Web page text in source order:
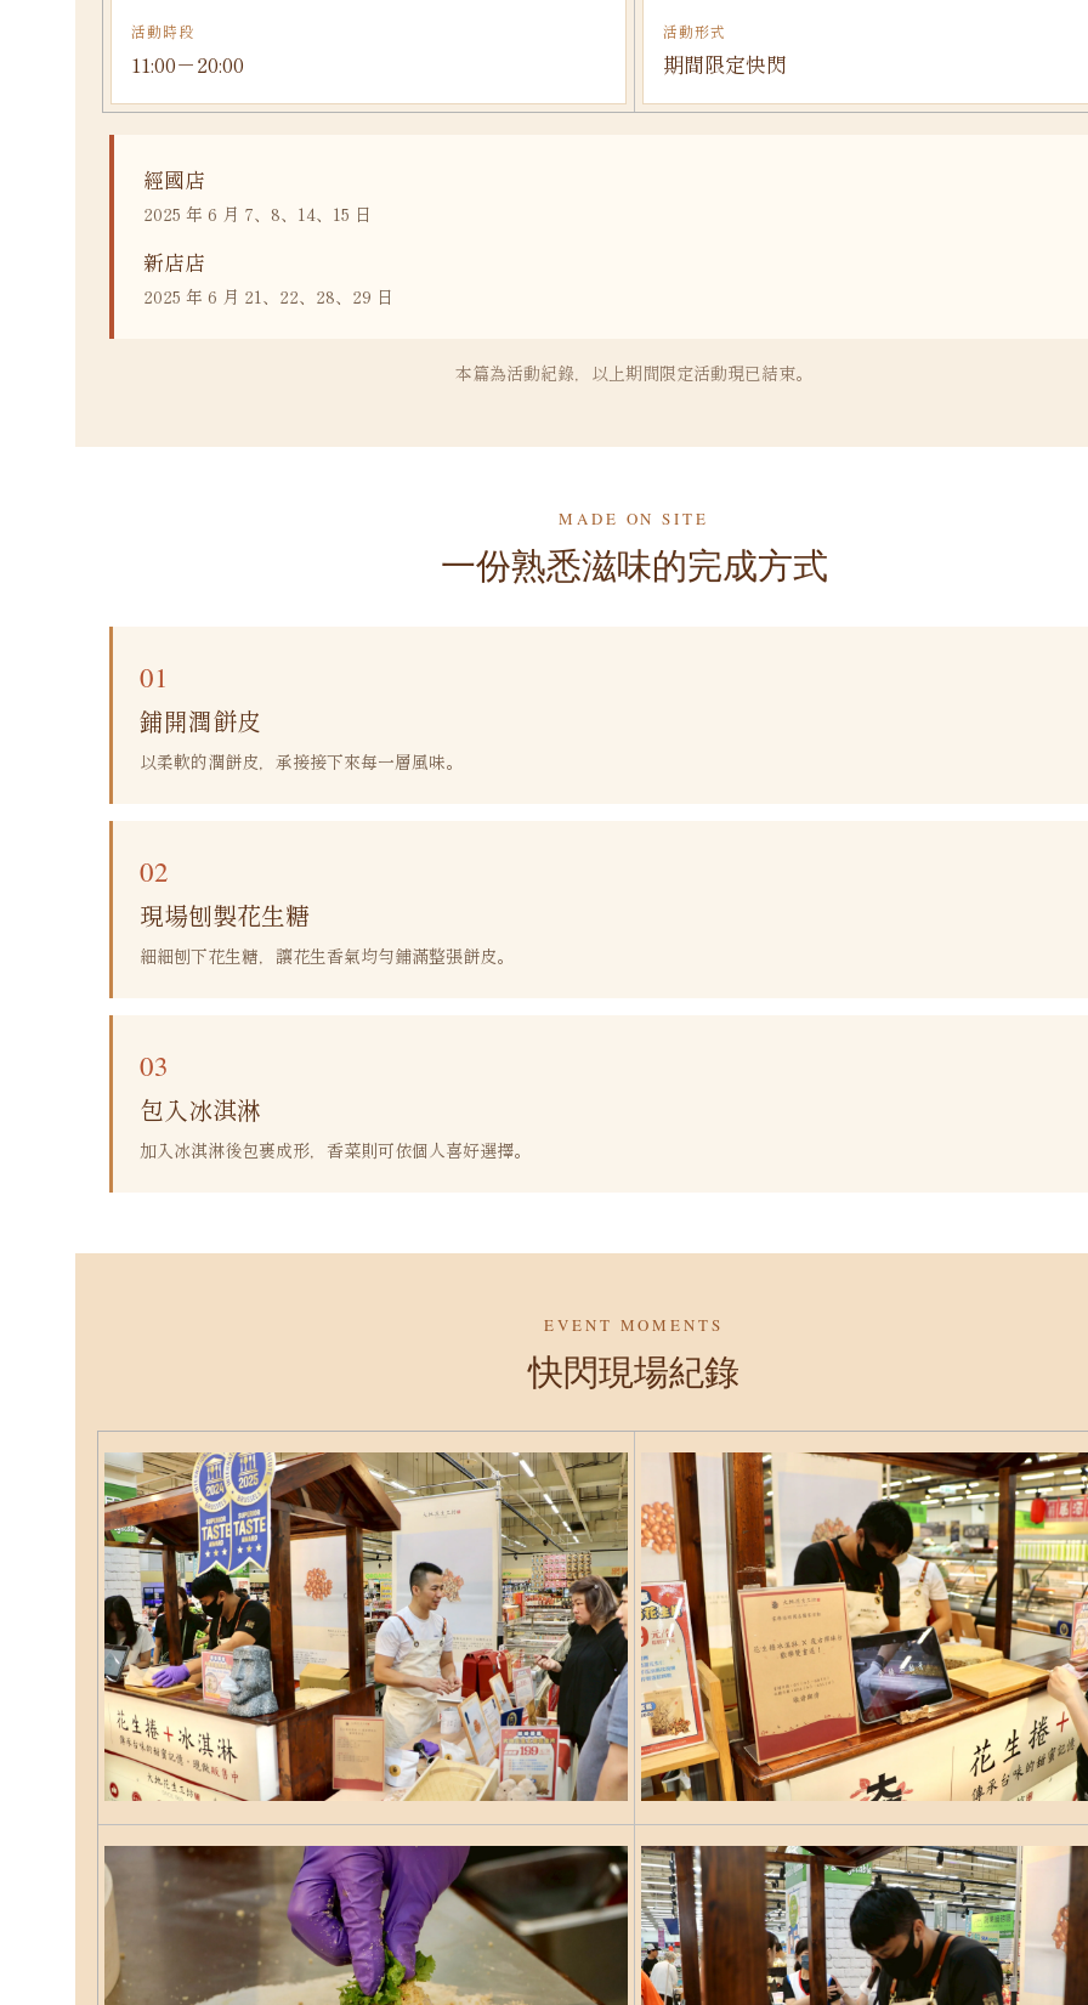
活動時段
11:00－20:00
活動形式
期間限定快閃
經國店
2025 年 6 月 7、8、14、15 日
新店店
2025 年 6 月 21、22、28、29 日
本篇為活動紀錄，以上期間限定活動現已結束。
MADE ON SITE
一份熟悉滋味的完成方式
01
鋪開潤餅皮
以柔軟的潤餅皮，承接接下來每一層風味。
02
現場刨製花生糖
細細刨下花生糖，讓花生香氣均勻鋪滿整張餅皮。
03
包入冰淇淋
加入冰淇淋後包裹成形，香菜則可依個人喜好選擇。
EVENT MOMENTS
快閃現場紀錄